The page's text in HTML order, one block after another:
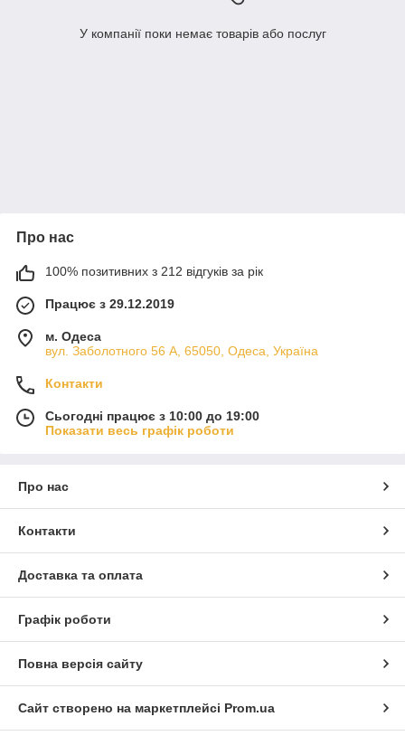
У компанії поки немає товарів або послуг
Про нас
100% позитивних з 212 відгуків за рік
Працює з 29.12.2019
м. Одеса
вул. Заболотного 56 А, 65050, Одеса, Україна
Контакти
Сьогодні працює з 10:00 до 19:00
Показати весь графік роботи
Про нас
Контакти
Доставка та оплата
Графік роботи
Повна версія сайту
Сайт створено на маркетплейсі Prom.ua